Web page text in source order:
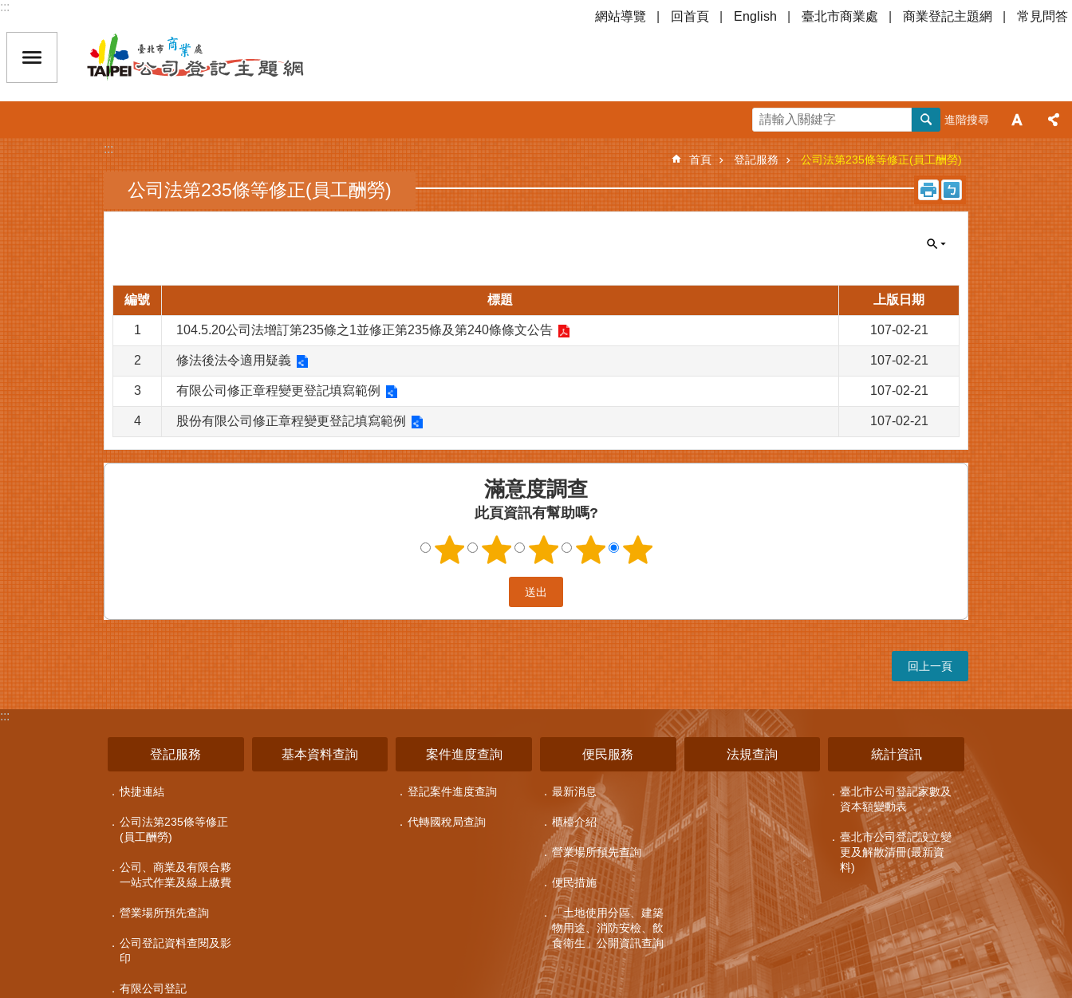
跳到主要內容區塊
:::
網站導覽 回首頁 English 臺北市商業處 商業登記主題網 常見問答
進階搜尋
:::
首頁 登記服務 公司法第235條等修正(員工酬勞)
公司法第235條等修正(員工酬勞)
編號 標題 上版日期
1 104.5.20公司法增訂第235條之1並修正第235條及第240條條文公告 107-02-21
2 修法後法令適用疑義 107-02-21
3 有限公司修正章程變更登記填寫範例 107-02-21
4 股份有限公司修正章程變更登記填寫範例 107-02-21
滿意度調查
此頁資訊有幫助嗎?
回上一頁
:::
登記服務
快捷連結
公司法第235條等修正
(員工酬勞)
公司、商業及有限合夥
一站式作業及線上繳費
營業場所預先查詢
公司登記資料查閱及影
印
有限公司登記
基本資料查詢 案件進度查詢
登記案件進度查詢
代轉國稅局查詢
便民服務
最新消息
櫃檯介紹
營業場所預先查詢
便民措施
「土地使用分區、建築
物用途、消防安檢、飲
食衛生」公開資訊查詢
法規查詢 統計資訊
臺北市公司登記家數及
資本額變動表
臺北市公司登記設立變
更及解散清冊(最新資
料)